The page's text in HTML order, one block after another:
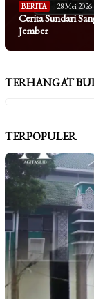
BERITA 28 Mei 2026
Cerita Sundari
Jember
TERHANGAT
TERPOPULER